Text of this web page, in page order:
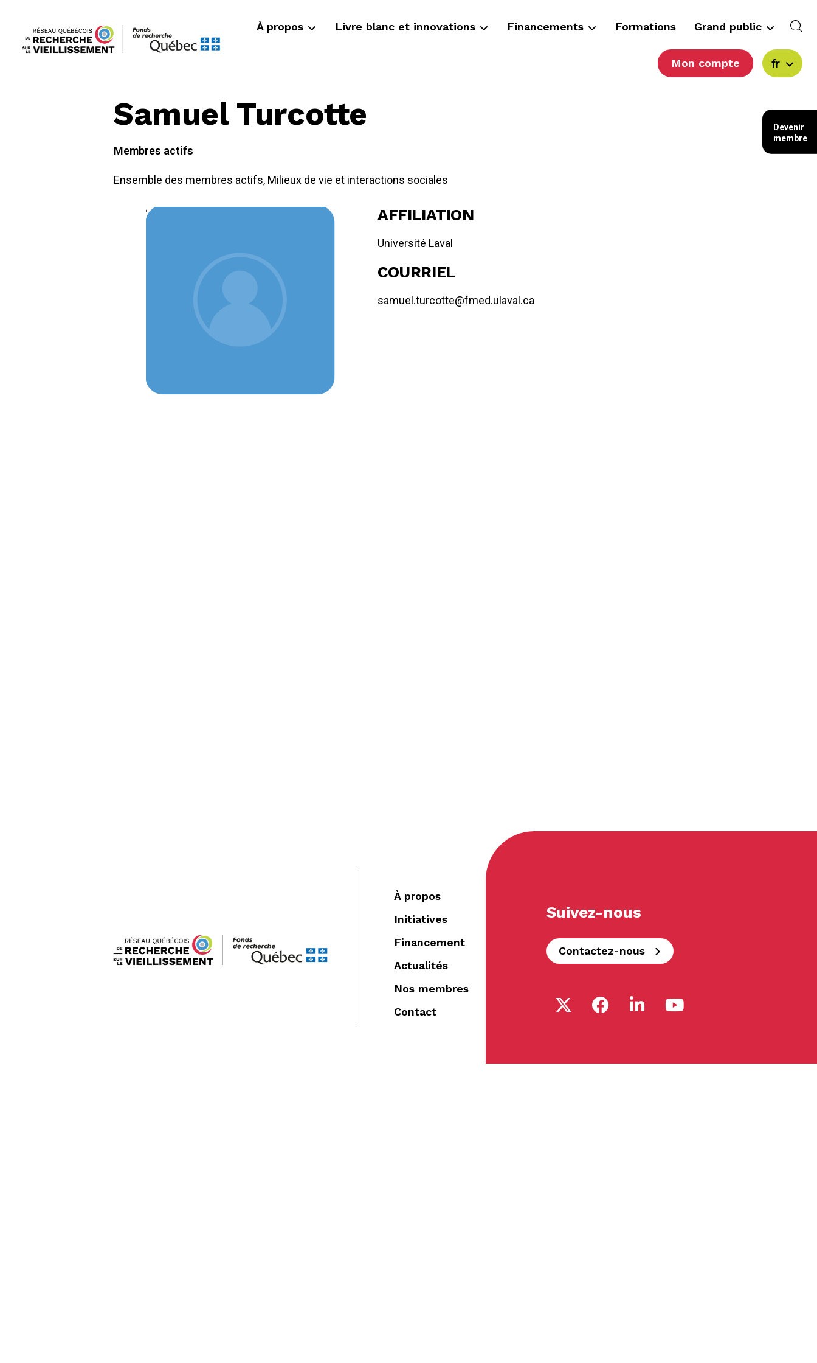
À propos Livre blanc et innovations Financements Formations Grand public
Mon compte fr
Samuel Turcotte
Membres actifs
Ensemble des membres actifs, Milieux de vie et interactions sociales
AFFILIATION
Université Laval
COURRIEL
samuel.turcotte@fmed.ulaval.ca
À propos
Initiatives
Financement
Actualités
Nos membres
Contact
Suivez-nous
Contactez-nous
Devenir
membre